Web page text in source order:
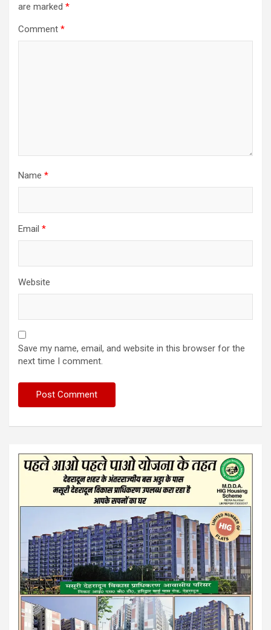
are marked *
Comment *
Name *
Email *
Website
Save my name, email, and website in this browser for the
next time I comment.